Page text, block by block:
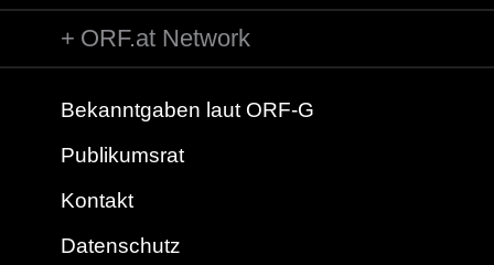
ORF.at Network
Bekanntgaben laut ORF-G
Publikumsrat
Kontakt
Datenschutz